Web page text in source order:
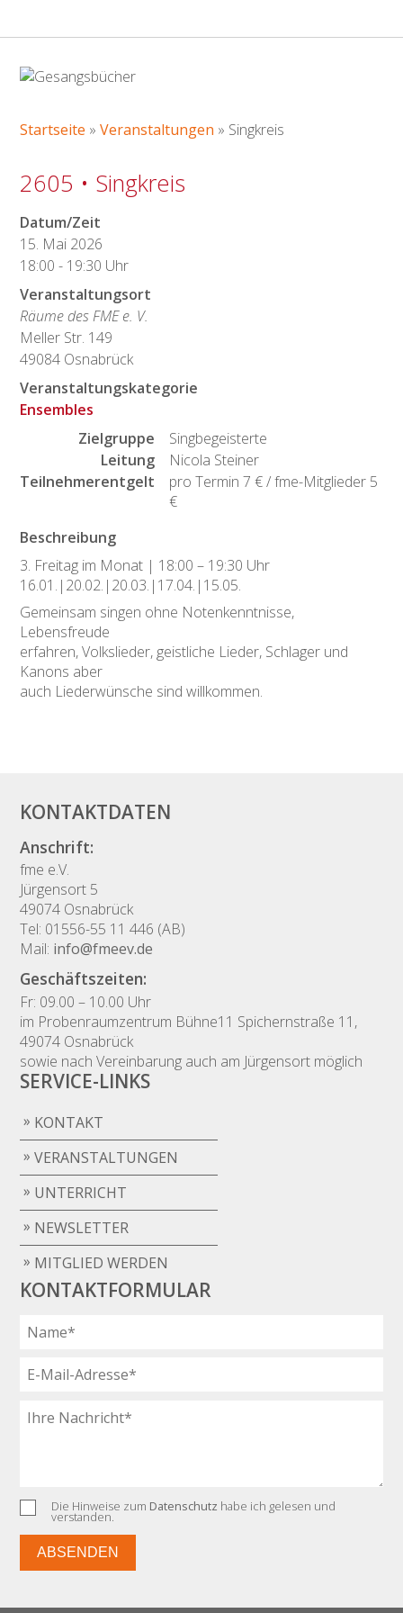
SINGKREIS
Startseite »Veranstaltungen » Singkreis
2605 • Singkreis
Datum/Zeit
15. Mai 2026
18:00 - 19:30 Uhr
Veranstaltungsort
Räume des FME e. V.
Meller Str. 149
49084 Osnabrück
Veranstaltungskategorie
Ensembles
Zielgruppe
Singbegeisterte
Leitung
Nicola Steiner
Teilnehmerentgelt
pro Termin 7 € / fme-Mitglieder 5
€
Beschreibung
3. Freitag im Monat | 18:00 – 19:30 Uhr
16.01.|20.02.|20.03.|17.04.|15.05.
Gemeinsam singen ohne Notenkenntnisse,
Lebensfreude
erfahren, Volkslieder, geistliche Lieder, Schlager und
Kanons aber
auch Liederwünsche sind willkommen.
KONTAKTDATEN
Anschrift:
fme e.V.
Jürgensort 5
49074 Osnabrück
Tel: 01556-55 11 446 (AB)
Mail: info@fmeev.de
Geschäftszeiten:
Fr: 09.00 – 10.00 Uhr
im Probenraumzentrum Bühne11 Spichernstraße 11,
49074 Osnabrück
sowie nach Vereinbarung auch am Jürgensort möglich
SERVICE-LINKS
KONTAKT
VERANSTALTUNGEN
UNTERRICHT
NEWSLETTER
MITGLIED WERDEN
KONTAKTFORMULAR
Die Hinweise zum Datenschutz habe ich gelesen und
verstanden.